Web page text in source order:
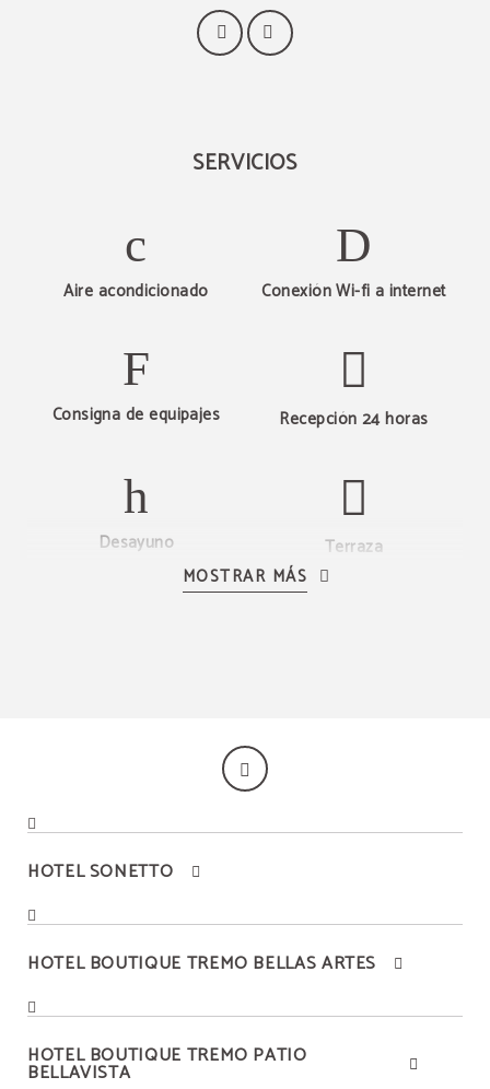
SERVICIOS
Aire acondicionado Conexión Wi-fi a internet
Consigna de equipajes Recepción 24 horas
Desayuno
Terraza
MOSTRAR MÁS
HOTEL SONETTO
HOTEL BOUTIQUE TREMO BELLAS ARTES
HOTEL BOUTIQUE TREMO PATIO
BELLAVISTA